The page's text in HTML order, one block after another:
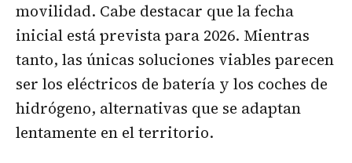
movilidad. Cabe destacar que la fecha
inicial está prevista para 2026. Mientras
tanto, las únicas soluciones viables parecen
ser los eléctricos de batería y los coches de
hidrógeno, alternativas que se adaptan
lentamente en el territorio.